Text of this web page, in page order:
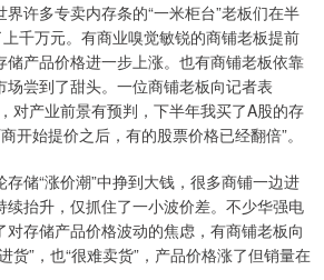
许多专卖内存条的“一米柜台”老板们在半
千万元。有商业嗅觉敏锐的商铺老板提前
储产品价格进一步上涨。也有商铺老板依靠
尝到了甜头。一位商铺老板向记者表
对产业前景有预判，下半年我买了A股的存
开始提价之后，有的股票价格已经翻倍”。
储“涨价潮”中挣到大钱，很多商铺一边进
续抬升，仅抓住了一小波价差。不少华强电
存储产品价格波动的焦虑，有商铺老板向
货”，也“很难卖货”，产品价格涨了但销量在